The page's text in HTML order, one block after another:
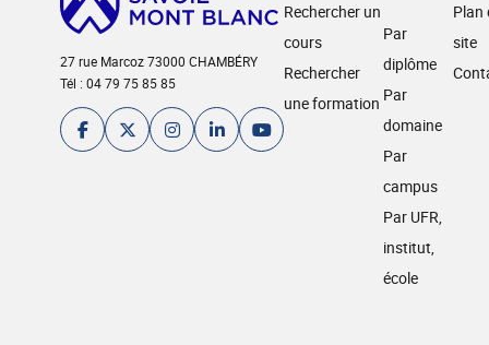
27 rue Marcoz 73000 CHAMBÉRY
Tél : 04 79 75 85 85
Rechercher un
cours
Rechercher
une formation
Par
diplôme
Par
domaine
Par
campus
Par UFR,
institut,
école
Plan
site